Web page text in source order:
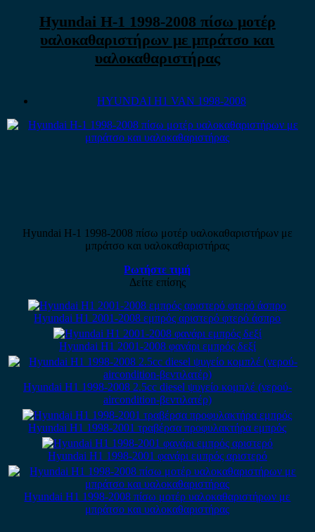
Hyundai H-1 1998-2008 πίσω μοτέρ
υαλοκαθαριστήρων με μπράτσο και
υαλοκαθαριστήρας
HYUNDAI H1 VAN 1998-2008
Hyundai H-1 1998-2008 πίσω μοτέρ υαλοκαθαριστήρων με
μπράτσο και υαλοκαθαριστήρας
Ρωτήστε τιμή
Δείτε επίσης
Hyundai H1 2001-2008 εμπρός αριστερό φτερό άσπρο
Hyundai H1 2001-2008 φανάρι εμπρός δεξί
Hyundai H1 1998-2008 2.5cc diesel ψυγείο κομπλέ (νερού-
aircondition-βεντιλατέρ)
Hyundai H1 1998-2001 τραβέρσα προφυλακτήρα εμπρός
Hyundai H1 1998-2001 φανάρι εμπρός αριστερό
Hyundai H1 1998-2008 πίσω μοτέρ υαλοκαθαριστήρων με
μπράτσο και υαλοκαθαριστήρας